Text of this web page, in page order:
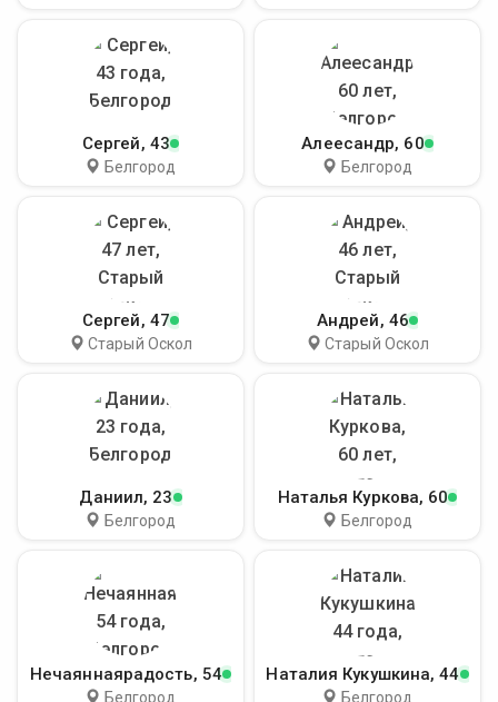
Сергей, 43
Белгород
Алеесандр, 60
Белгород
Сергей, 47
Старый Оскол
Андрей, 46
Старый Оскол
Даниил, 23
Белгород
Наталья Куркова, 60
Белгород
Нечаяннаярадость, 54
Белгород
Наталия Кукушкина, 44
Белгород